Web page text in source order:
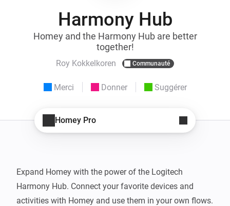
Harmony Hub
Homey and the Harmony Hub are better
together!
Roy Kokkelkoren Communauté
Merci Donner Suggérer
Homey Pro
Expand Homey with the power of the Logitech
Harmony Hub. Connect your favorite devices and
activities with Homey and use them in your own flows.